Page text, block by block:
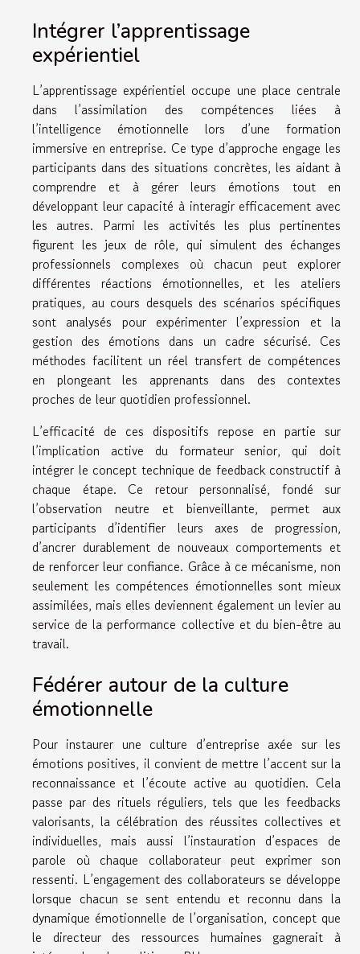
Intégrer l’apprentissage
expérientiel
L’apprentissage expérientiel occupe une place centrale
dans l’assimilation des compétences liées à
l’intelligence émotionnelle lors d’une formation
immersive en entreprise. Ce type d’approche engage les
participants dans des situations concrètes, les aidant à
comprendre et à gérer leurs émotions tout en
développant leur capacité à interagir efficacement avec
les autres. Parmi les activités les plus pertinentes
figurent les jeux de rôle, qui simulent des échanges
professionnels complexes où chacun peut explorer
différentes réactions émotionnelles, et les ateliers
pratiques, au cours desquels des scénarios spécifiques
sont analysés pour expérimenter l’expression et la
gestion des émotions dans un cadre sécurisé. Ces
méthodes facilitent un réel transfert de compétences
en plongeant les apprenants dans des contextes
proches de leur quotidien professionnel.
L’efficacité de ces dispositifs repose en partie sur
l’implication active du formateur senior, qui doit
intégrer le concept technique de feedback constructif à
chaque étape. Ce retour personnalisé, fondé sur
l’observation neutre et bienveillante, permet aux
participants d’identifier leurs axes de progression,
d’ancrer durablement de nouveaux comportements et
de renforcer leur confiance. Grâce à ce mécanisme, non
seulement les compétences émotionnelles sont mieux
assimilées, mais elles deviennent également un levier au
service de la performance collective et du bien-être au
travail.
Fédérer autour de la culture
émotionnelle
Pour instaurer une culture d’entreprise axée sur les
émotions positives, il convient de mettre l’accent sur la
reconnaissance et l’écoute active au quotidien. Cela
passe par des rituels réguliers, tels que les feedbacks
valorisants, la célébration des réussites collectives et
individuelles, mais aussi l’instauration d’espaces de
parole où chaque collaborateur peut exprimer son
ressenti. L’engagement des collaborateurs se développe
lorsque chacun se sent entendu et reconnu dans la
dynamique émotionnelle de l’organisation, concept que
le directeur des ressources humaines gagnerait à